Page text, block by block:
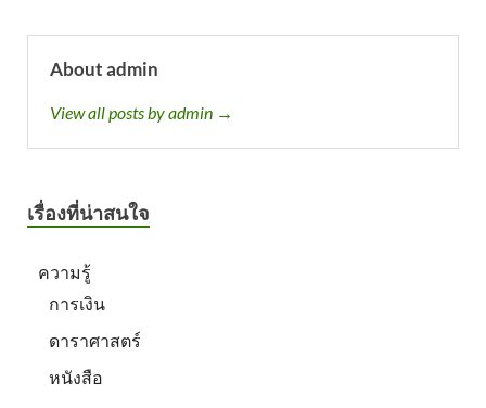
About admin
View all posts by admin →
เรื่องที่น่าสนใจ
ความรู้
การเงิน
ดาราศาสตร์
หนังสือ